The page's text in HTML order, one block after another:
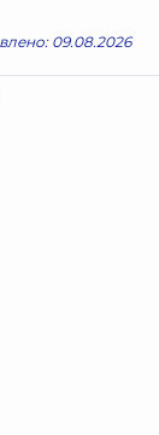
09.08.2026